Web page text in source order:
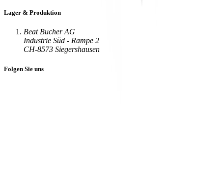
Lager & Produktion
Beat Bucher AG
Industrie Süd - Rampe 2
CH-8573 Siegershausen
Folgen Sie uns